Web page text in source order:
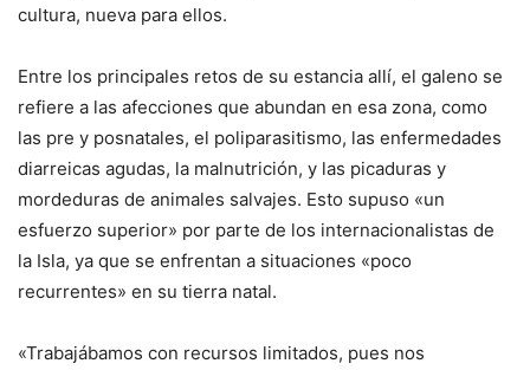
cultura, nueva para ellos.
Entre los principales retos de su estancia allí, el galeno se
refiere a las afecciones que abundan en esa zona, como
las pre y posnatales, el poliparasitismo, las enfermedades
diarreicas agudas, la malnutrición, y las picaduras y
mordeduras de animales salvajes. Esto supuso «un
esfuerzo superior» por parte de los internacionalistas de
la Isla, ya que se enfrentan a situaciones «poco
recurrentes» en su tierra natal.
«Trabajábamos con recursos limitados, pues nos